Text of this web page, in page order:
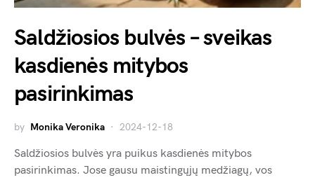
Saldžiosios bulvės – sveikas
kasdienės mitybos
pasirinkimas
by Monika Veronika 2024-12-18
Saldžiosios bulvės yra puikus kasdienės mitybos
pasirinkimas. Jose gausu maistingųjų medžiagų, vos